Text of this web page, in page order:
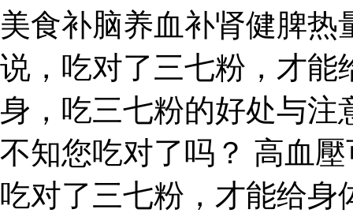
美食补脑养血补肾健脾
说，吃对了三七粉，才能
身，吃三七粉的好处与注
不知您吃对了吗？ 高血
吃对了三七粉，才能给身